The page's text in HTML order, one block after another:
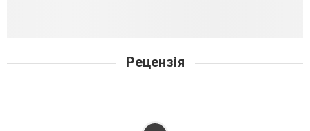
Рецензія